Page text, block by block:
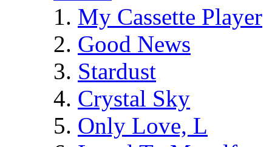
My Cassette Player
Good News
Stardust
Crystal Sky
Only Love, L